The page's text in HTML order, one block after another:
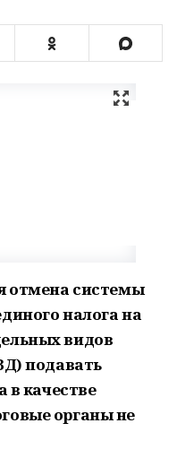
отмена системы
налога на
видов
подавать
в качестве
органы не